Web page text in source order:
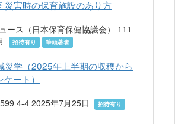
災害時の保育施設のあり方
ース（日本保育保健協議会） 111
招待有り 筆頭著者
災学（2025年上半期の収穫から
ート）
4-4 2025年7月25日
招待有り